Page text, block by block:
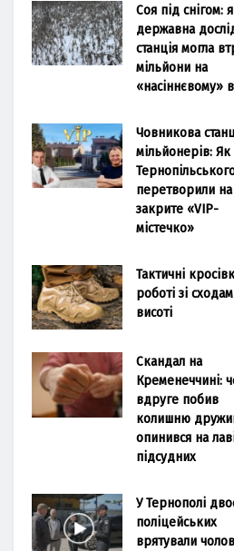
Соя під снігом:
державна
станція могла
мільйони на
«насіннєвому»
Човникова
мільйонерів:
перетворили на
закрите «VIP-
містечко»
Тактичні
роботі зі
висоті
Скандал на
Кременеччині:
вдруге побив
колишню
опинився на
підсудних
У Тернополі
поліцейських
врятували